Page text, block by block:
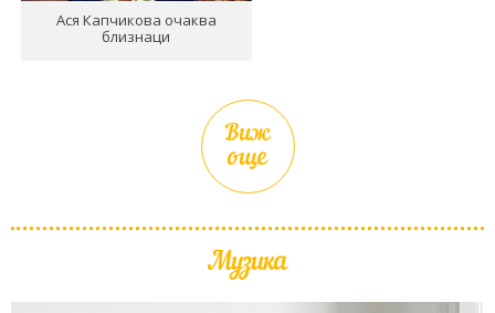
Ася Капчикова очаква
близнаци
Виж
още
Музика